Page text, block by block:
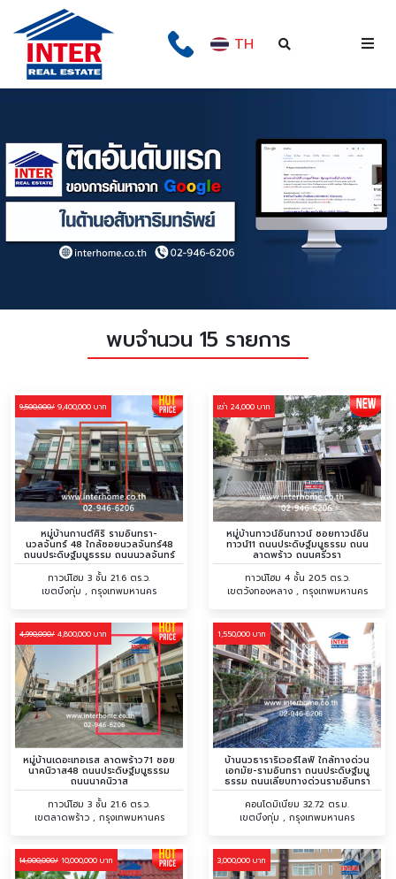
TH
พบจำนวน 15 รายการ
9,500,000/ 9,400,000 บาท
หมู่บ้านกานต์ศิริ รามอินทรา-
นวลจันทร์ 48 ใกล้ซอยนวลจันทร์48
ถนนประดิษฐ์มนูธรรม ถนนนวลจันทร์
ทาวน์โฮม 3 ชั้น 21.6 ตร.ว.
เขตบึงกุ่ม , กรุงเทพมหานคร
เช่า 24,000 บาท
หมู่บ้านทาวน์อินทาวน์ ซอยทาวน์อิน
ทาวน์11 ถนนประดิษฐ์มนูธรรม ถนน
ลาดพร้าว ถนนศรีวรา
ทาวน์โฮม 4 ชั้น 20.5 ตร.ว.
เขตวังทองหลาง , กรุงเทพมหานคร
4,990,000/ 4,800,000 บาท
หมู่บ้านเดอะเทอเรส ลาดพร้าว71 ซอย
นาคนิวาส48 ถนนประดิษฐ์มนูธรรม
ถนนนาคนิวาส
ทาวน์โฮม 3 ชั้น 21.6 ตร.ว.
เขตลาดพร้าว , กรุงเทพมหานคร
1,550,000 บาท
บ้านนวธาราริเวอร์ไลฟ์ ใกล้ทางด่วน
เอกมัย-รามอินทรา ถนนประดิษฐ์มนู
ธรรม ถนนเลียบทางด่วนรามอินทรา
คอนโดมิเนียม 32.72 ตร.ม.
เขตบึงกุ่ม , กรุงเทพมหานคร
14,000,000/ 10,000,000 บาท 3,000,000 บาท